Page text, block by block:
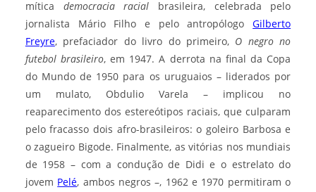
mítica democracia racial brasileira, celebrada pelo
jornalista Mário Filho e pelo antropólogoGilberto
Freyre, prefaciador do livro do primeiro, O negro no
futebol brasileiro, em 1947. A derrota na final da Copa
do Mundo de 1950 para os uruguaios – liderados por
um mulato, Obdulio Varela – implicou no
reaparecimento dos estereótipos raciais, que culparam
pelo fracasso dois afro-brasileiros: o goleiro Barbosa e
o zagueiro Bigode. Finalmente, as vitórias nos mundiais
de 1958 – com a condução de Didi e o estrelato do
jovem Pelé, ambos negros –, 1962 e 1970 permitiram o